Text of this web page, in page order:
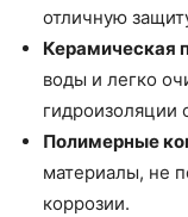
отличную
Керамическая
воды и легко
гидроизоляции
Полимерные
материалы, не
коррозии.